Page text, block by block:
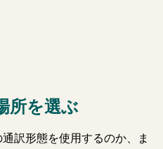
所を選ぶ
訳形態を使用するのか、ま